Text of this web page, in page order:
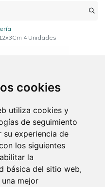
cookies
utiliza cookies y
de seguimiento
su experiencia de
los siguientes
la
básica del sitio web,
mejor
4 Unidades